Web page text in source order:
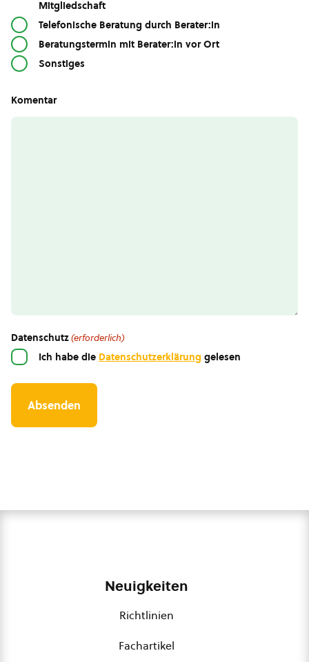
Mitgliedschaft
Telefonische Beratung durch Berater:in
Beratungstermin mit Berater:in vor Ort
Sonstiges
Komentar
Datenschutz(erforderlich)
Ich habe die Datenschutzerklärung gelesen
Neuigkeiten
Richtlinien
Fachartikel